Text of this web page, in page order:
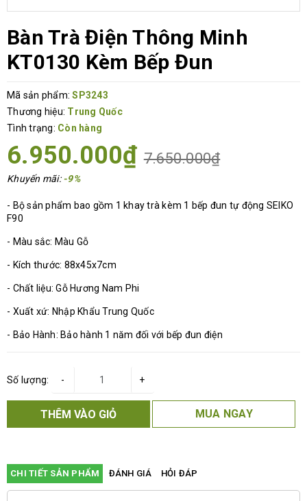
Bàn Trà Điện Thông Minh
KT0130 Kèm Bếp Đun
Mã sản phẩm: SP3243
Thương hiệu: Trung Quốc
Tình trạng: Còn hàng
6.950.000₫ 7.650.000₫
Khuyến mãi:-9%
- Bộ sản phẩm bao gồm 1 khay trà kèm 1 bếp đun tự động SEIKO
F90
- Màu sắc: Màu Gỗ
- Kích thước: 88x45x7cm
- Chất liệu: Gỗ Hương Nam Phi
- Xuất xứ: Nhập Khẩu Trung Quốc
- Bảo Hành: Bảo hành 1 năm đối với bếp đun điện
Số lượng: +
-
THÊM VÀO GIỎ MUA NGAY
CHI TIẾT SẢN PHẨM ĐÁNH GIÁ HỎI ĐÁP